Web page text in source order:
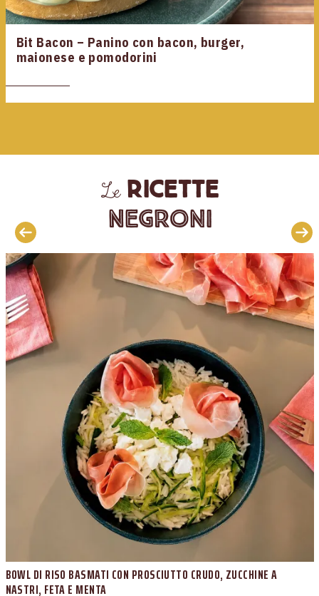
Bit Bacon – Panino con bacon, burger,
maionese e pomodorini
Lericette
Negroni
BOWL DI RISO BASMATI CON PROSCIUTTO CRUDO, ZUCCHINE A
NASTRI, FETA E MENTA